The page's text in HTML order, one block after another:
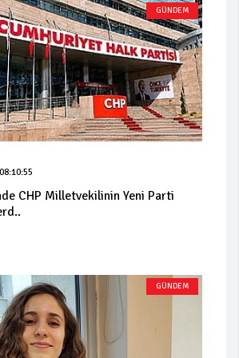
GÜNDEM
CHP Milletvekilinin Yeni Parti
GÜNDEM